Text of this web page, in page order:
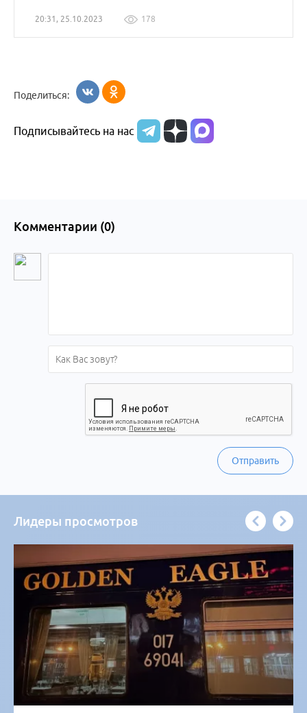
20:31, 25.10.2023 178
Поделиться:
Подписывайтесь на нас
Комментарии (0)
Отправить
Лидеры просмотров